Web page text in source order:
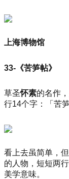
上海博物馆
33-《苦笋帖》
草圣怀素的名作
行14个字：「苦
看上去虽简单，
的人物，短短两
美学意味。